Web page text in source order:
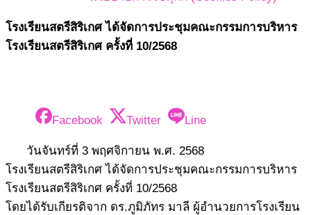
โรงเรียนสตรีสิริเกศ ได้จัดการประชุมคณะกรรมการบริหาร
โรงเรียนสตรีสิริเกศ ครั้งที่ 10/2568
Facebook Twitter Line
วันจันทร์ที่ 3 พฤศจิกายน พ.ศ. 2568
โรงเรียนสตรีสิริเกศ ได้จัดการประชุมคณะกรรมการบริหาร
โรงเรียนสตรีสิริเกศ ครั้งที่ 10/2568
โดยได้รับเกียรติจาก ดร.ภูมิภัทร มาลี ผู้อำนวยการโรงเรียน